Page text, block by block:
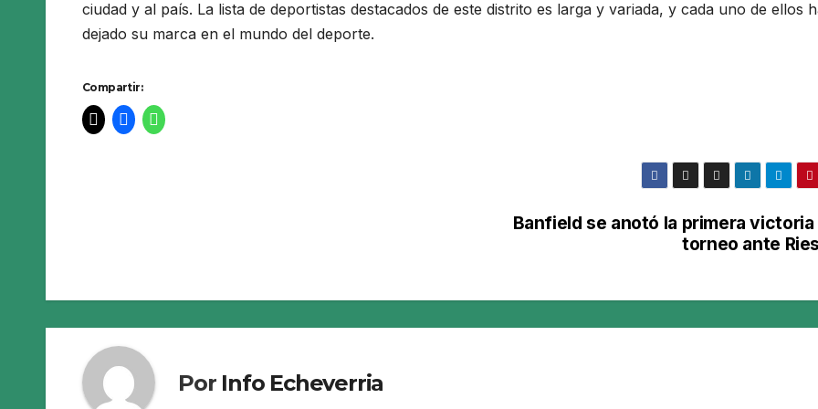
ciudad y al país. La lista de deportistas destacados de este distrito es larga y variada, y cada uno de ellos
dejado su marca en el mundo del deporte.
Compartir:
entradas
Banfield se anotó la primera victoria
torneo ante
Por Info Echeverria